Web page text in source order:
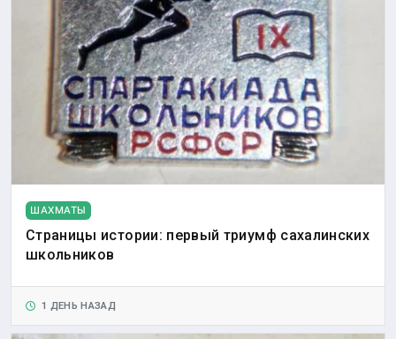
ШАХМАТЫ
Страницы истории: первый триумф сахалинских
школьников
1 ДЕНЬ НАЗАД